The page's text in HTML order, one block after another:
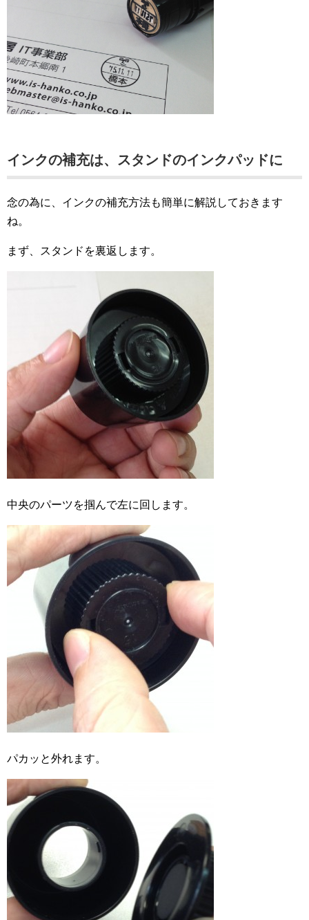
インクの補充は、スタンドのインクパッドに
念の為に、インクの補充方法も簡単に解説しておきます
ね。
まず、スタンドを裏返します。
中央のパーツを掴んで左に回します。
パカッと外れます。